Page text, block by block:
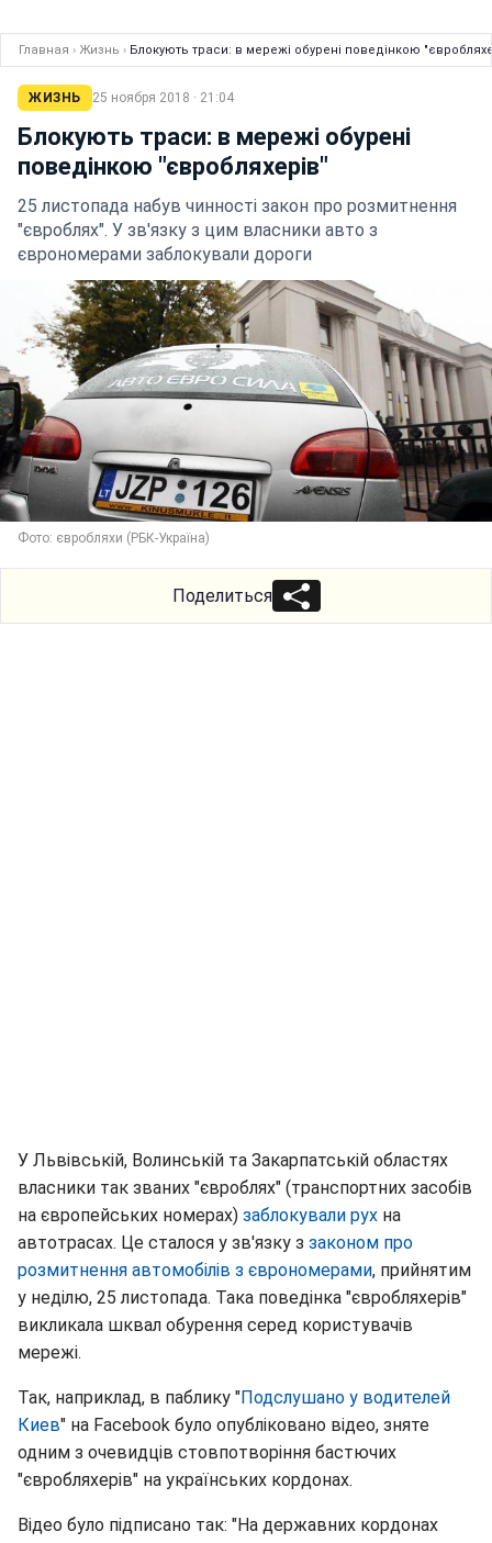
Главная › Жизнь › Блокують траси: в мережі обурені поведінкою
ЖИЗНЬ 25 ноября 2018 · 21:04
Блокують траси: в мережі обурені
поведінкою "євробляхерів"
25 листопада набув чинності закон про розмитнення
"євроблях". У зв'язку з цим власники авто з
єврономерами заблокували дороги
Фото: євробляхи (РБК-Україна)
Поделиться
У Львівській, Волинській та Закарпатській областях
власники так званих "євроблях" (транспортних засобів
на європейських номерах) заблокували рух на
автотрасах. Це сталося у зв'язку з законом про
розмитнення автомобілів з єврономерами, прийнятим
у неділю, 25 листопада. Така поведінка "євробляхерiв"
викликала шквал обурення серед користувачів
мережі.
Так, наприклад, в паблику "Подслушано у водителей
Киев" на Facebook було опубліковано відео, зняте
одним з очевидців стовпотворіння бастючих
"євробляхерiв" на українських кордонах.
Відео було підписано так: "На державних кордонах